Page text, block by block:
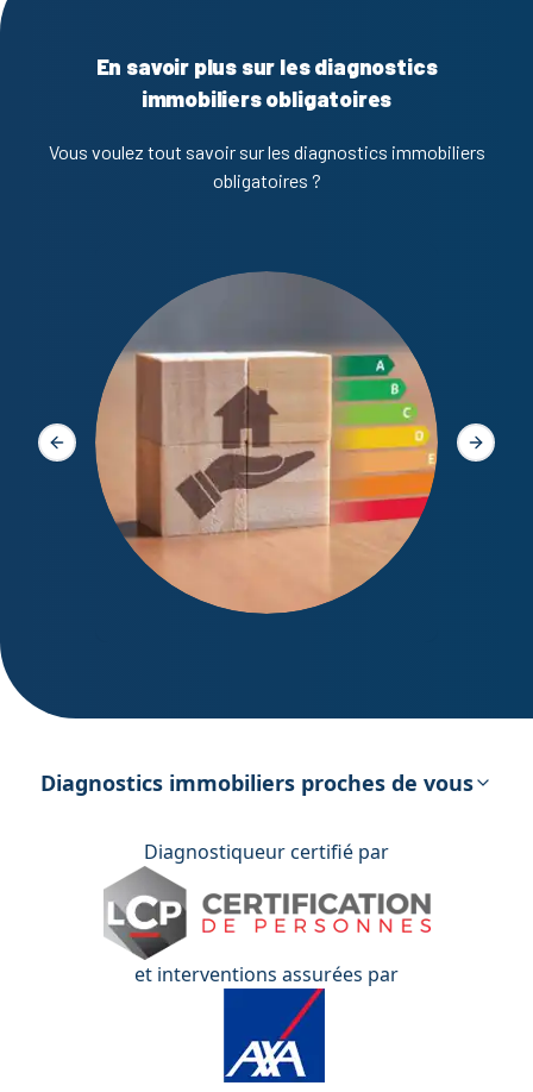
En savoir plus sur les diagnostics
immobiliers obligatoires
Vous voulez tout savoir sur les diagnostics immobiliers
obligatoires ?
énergétique
Slide précédente Slide
Diagnostics immobiliers proches de vous
Diagnostiqueur certifié par
et interventions assurées par